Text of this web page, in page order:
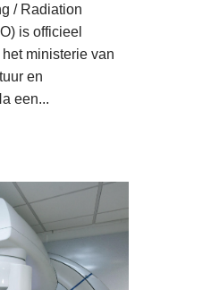
/ Radiation
is officieel
ministerie van
en
een...